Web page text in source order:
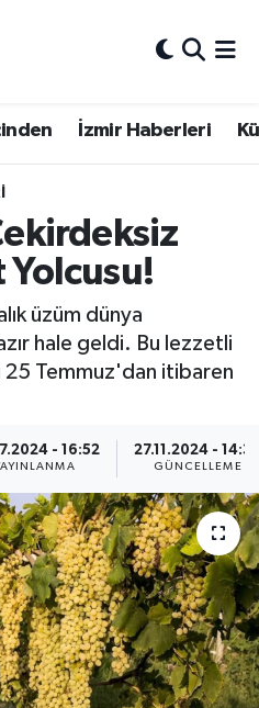
İzmir Haberleri
Yolcusu!
üzüm dünya
hale geldi. Bu lezzetli
25 Temmuz'dan itibaren
- 16:52 27.11.2024 -
GÜNCELLEME
Haritası
ve Fikstür